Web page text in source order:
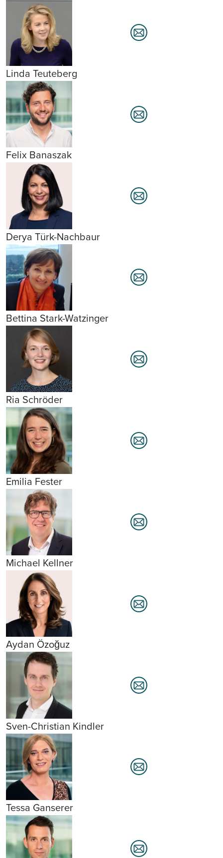
Linda Teuteberg
Felix Banaszak
Derya Türk-Nachbaur
Bettina Stark-Watzinger
Ria Schröder
Emilia Fester
Michael Kellner
Aydan Özoğuz
Sven-Christian Kindler
Tessa Ganserer